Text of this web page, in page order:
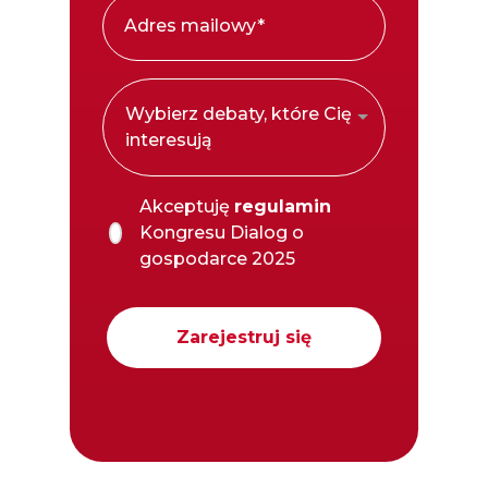
Wybierz debaty, które Cię
interesują
Akceptuję regulamin
Kongresu Dialog o
gospodarce 2025
Zarejestruj się